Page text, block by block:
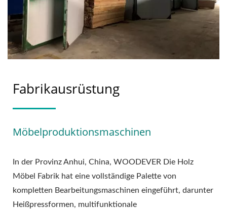
Fabrikausrüstung
Möbelproduktionsmaschinen
In der Provinz Anhui, China, WOODEVER Die Holz
Möbel Fabrik hat eine vollständige Palette von
kompletten Bearbeitungsmaschinen eingeführt, darunter
Heißpressformen, multifunktionale